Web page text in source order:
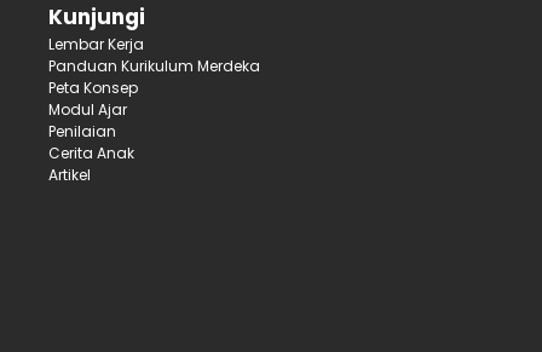
Kunjungi
Lembar Kerja
Panduan Kurikulum Merdeka
Peta Konsep
Modul Ajar
Penilaian
Cerita Anak
Artikel